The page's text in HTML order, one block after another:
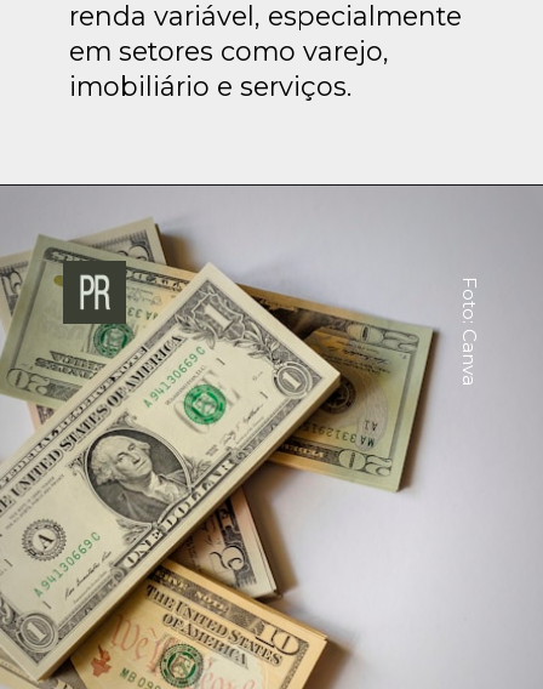
renda variável, especialmente
em setores como varejo,
imobiliário e serviços.
Foto: Canva